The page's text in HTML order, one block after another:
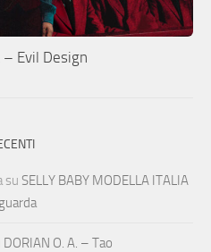
– Evil Design
su SELLY BABY MODELLA ITALIA
DORIAN O. A. – Tao